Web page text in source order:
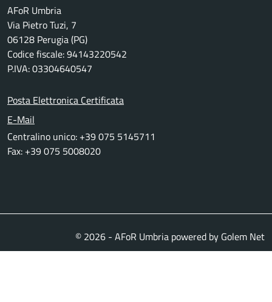
AFoR Umbria
Via Pietro Tuzi, 7
06128 Perugia (PG)
Codice fiscale: 94143220542
P.IVA: 03304640547
Posta Elettronica Certificata
E-Mail
Centralino unico: +39 075 5145711
Fax: +39 075 5008020
© 2026 - AFoR Umbria powered by Golem Net